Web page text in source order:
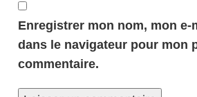
Enregistrer mon nom, mon e-
dans le navigateur pour mon
commentaire.